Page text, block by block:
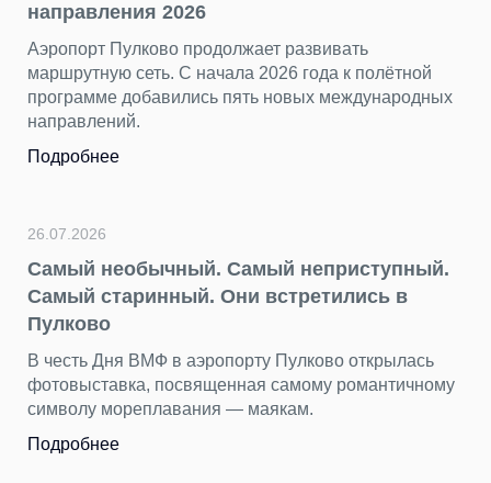
направления 2026
Аэропорт Пулково продолжает развивать
маршрутную сеть. С начала 2026 года к полётной
программе добавились пять новых международных
направлений.
Подробнее
26.07.2026
Самый необычный. Самый неприступный.
Самый старинный. Они встретились в
Пулково
В честь Дня ВМФ в аэропорту Пулково открылась
фотовыставка, посвященная самому романтичному
символу мореплавания — маякам.
Подробнее